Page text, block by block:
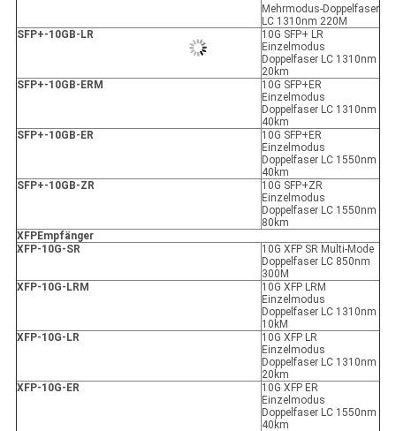
Mehrmodus-Doppelfaser
LC 1310nm 220M
SFP+-10GB-LR
10G SFP+ LR
Einzelmodus
Doppelfaser LC 1310nm
20km
SFP+-10GB-ER M
10G SFP+ER
Einzelmodus
Doppelfaser LC 1310nm
40km
SFP+-10GB-ER
10G SFP+ER
Einzelmodus
Doppelfaser LC 1550nm
40km
SFP+-10GB-ZR
10G SFP+ZR
Einzelmodus
Doppelfaser LC 1550nm
80km
XFPEmpfänger
XFP-10G-SR
10G XFP SR Multi-Mode
Doppelfaser LC 850nm
300M
XFP-10G-LRM
10G XFP LRM
Einzelmodus
Doppelfaser LC 1310nm
10kM
XFP-10G-LR
10G XFP LR
Einzelmodus
Doppelfaser LC 1310nm
20km
XFP-10G-ER
10G XFP ER
Einzelmodus
Doppelfaser LC 1550nm
40km